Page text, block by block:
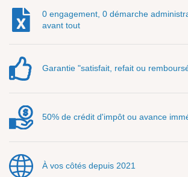
0 engagement, 0 démarche
avant tout
Garantie "satisfait, refait ou
50% de crédit d'impôt ou avance
À vos côtés depuis 2021